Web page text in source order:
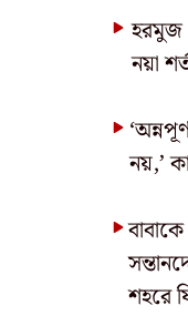
হরমুজ
নয়া
নয়,’
শহরে